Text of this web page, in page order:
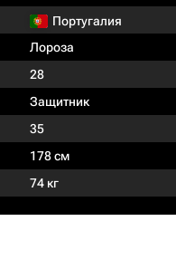
Португалия
Лороза
28
Защитник
35
178 см
74 кг